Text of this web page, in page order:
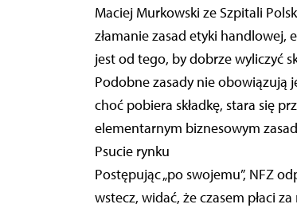
Maciej Murkowski ze Szpitali
złamanie zasad etyki
jest od tego, by dobrze wyliczyć
Podobne zasady nie obowiązują
choć pobiera składkę, stara się
elementarnym biznesowym
Psucie rynku
Postępując „po swojemu”, NFZ
wstecz, widać, że czasem płaci